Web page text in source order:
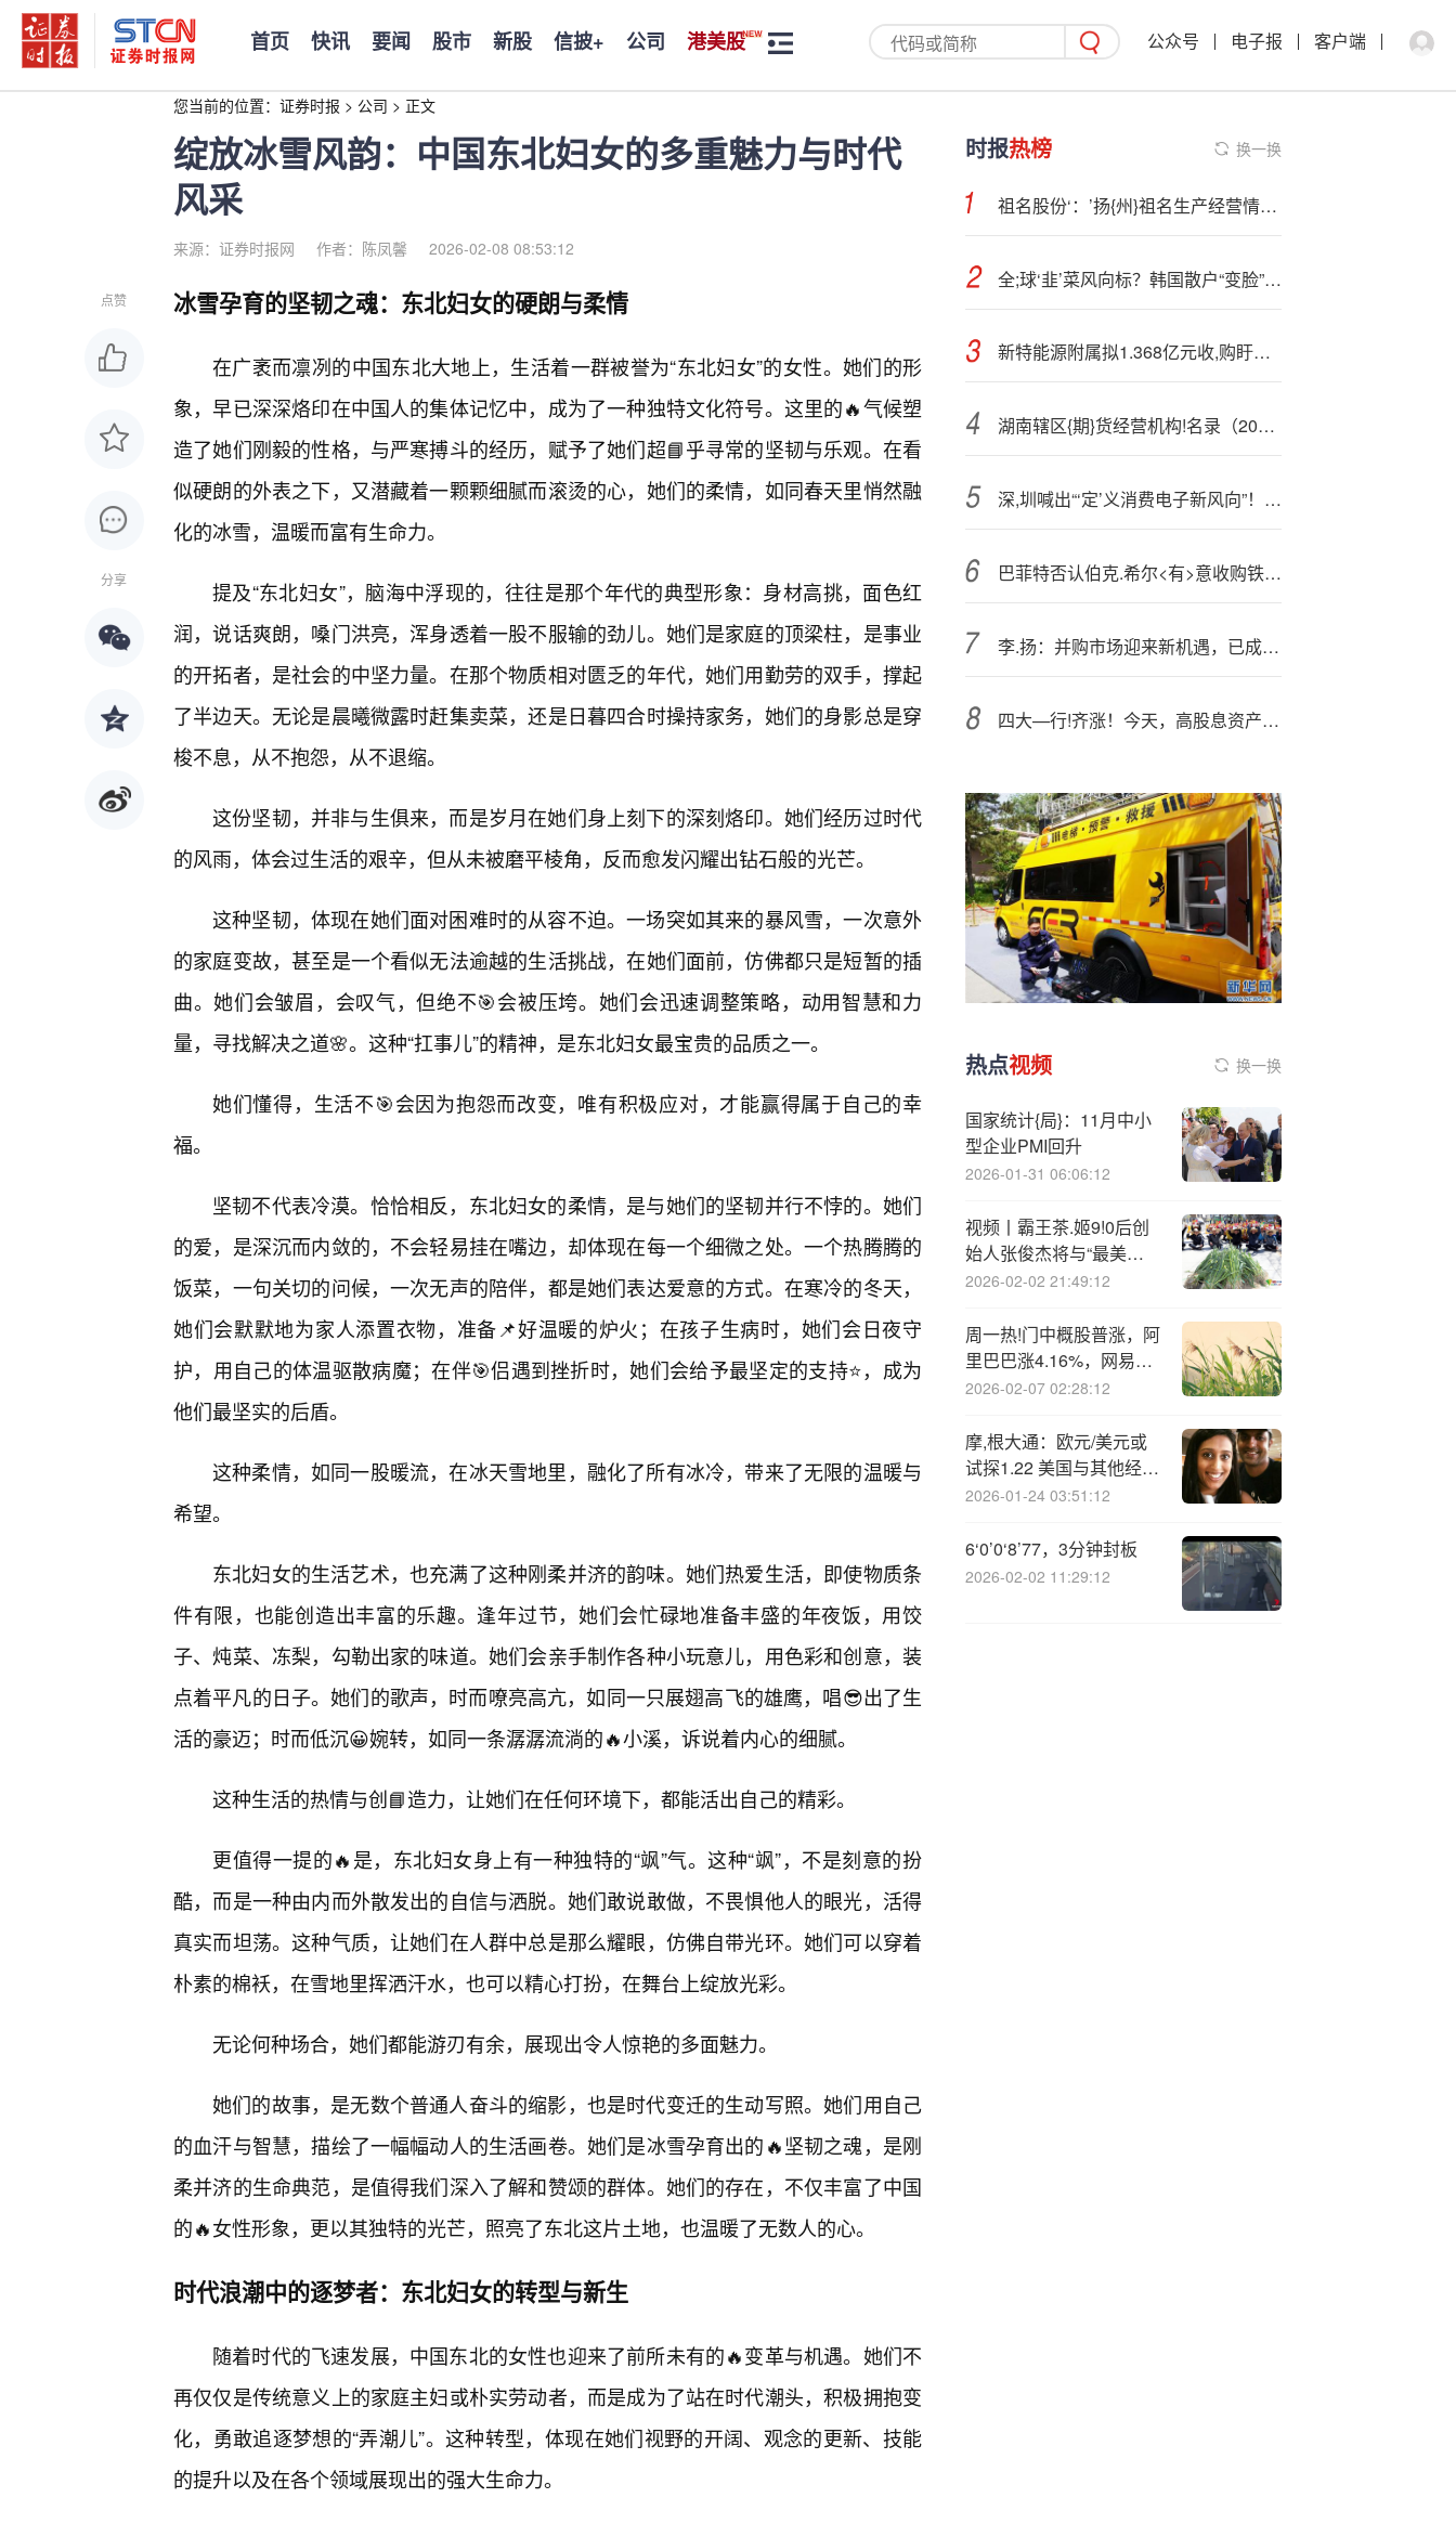
首页 快讯 要闻 股市 新股 信披+ 公司 港美股 公众号 电子报 客户端
您当前的位置： 证券时报 > 公司 > 正文
绽放冰雪风韵：中国东北妇女的多重魅力与时代
风采
来源：证券时报网 作者：陈凤馨 2026-02-08 08:53:12
点赞
分享
冰雪孕育的坚韧之魂：东北妇女的硬朗与柔情
在广袤而凛冽的中国东北大地上，生活着一群被誉为“东北妇女”的女性。她们的形
象，早已深深烙印在中国人的集体记忆中，成为了一种独特文化符号。这里的🔥气候塑
造了她们刚毅的性格，与严寒搏斗的经历，赋予了她们超📘乎寻常的坚韧与乐观。在看
似硬朗的外表之下，又潜藏着一颗颗细腻而滚烫的心，她们的柔情，如同春天里悄然融
化的冰雪，温暖而富有生命力。
提及“东北妇女”，脑海中浮现的，往往是那个年代的典型形象：身材高挑，面色红
润，说话爽朗，嗓门洪亮，浑身透着一股不服输的劲儿。她们是家庭的顶梁柱，是事业
的开拓者，是社会的中坚力量。在那个物质相对匮乏的年代，她们用勤劳的双手，撑起
了半边天。无论是晨曦微露时赶集卖菜，还是日暮四合时操持家务，她们的身影总是穿
梭不息，从不抱怨，从不退缩。
这份坚韧，并非与生俱来，而是岁月在她们身上刻下的深刻烙印。她们经历过时代
的风雨，体会过生活的艰辛，但从未被磨平棱角，反而愈发闪耀出钻石般的光芒。
这种坚韧，体现在她们面对困难时的从容不迫。一场突如其来的暴风雪，一次意外
的家庭变故，甚至是一个看似无法逾越的生活挑战，在她们面前，仿佛都只是短暂的插
曲。她们会皱眉，会叹气，但绝不🎯会被压垮。她们会迅速调整策略，动用智慧和力
量，寻找解决之道🌸。这种“扛事儿”的精神，是东北妇女最宝贵的品质之一。
她们懂得，生活不🎯会因为抱怨而改变，唯有积极应对，才能赢得属于自己的幸
福。
坚韧不代表冷漠。恰恰相反，东北妇女的柔情，是与她们的坚韧并行不悖的。她们
的爱，是深沉而内敛的，不会轻易挂在嘴边，却体现在每一个细微之处。一个热腾腾的
饭菜，一句关切的问候，一次无声的陪伴，都是她们表达爱意的方式。在寒冷的冬天，
她们会默默地为家人添置衣物，准备📌好温暖的炉火；在孩子生病时，她们会日夜守
护，用自己的体温驱散病魔；在伴🎯侣遇到挫折时，她们会给予最坚定的支持⭐，成为
他们最坚实的后盾。
这种柔情，如同一股暖流，在冰天雪地里，融化了所有冰冷，带来了无限的温暖与
希望。
东北妇女的生活艺术，也充满了这种刚柔并济的韵味。她们热爱生活，即使物质条
件有限，也能创造出丰富的乐趣。逢年过节，她们会忙碌地准备丰盛的年夜饭，用饺
子、炖菜、冻梨，勾勒出家的味道。她们会亲手制作各种小玩意儿，用色彩和创意，装
点着平凡的日子。她们的歌声，时而嘹亮高亢，如同一只展翅高飞的雄鹰，唱😎出了生
活的豪迈；时而低沉😀婉转，如同一条潺潺流淌的🔥小溪，诉说着内心的细腻。
这种生活的热情与创📘造力，让她们在任何环境下，都能活出自己的精彩。
更值得一提的🔥是，东北妇女身上有一种独特的“飒”气。这种“飒”，不是刻意的扮
酷，而是一种由内而外散发出的自信与洒脱。她们敢说敢做，不畏惧他人的眼光，活得
真实而坦荡。这种气质，让她们在人群中总是那么耀眼，仿佛自带光环。她们可以穿着
朴素的棉袄，在雪地里挥洒汗水，也可以精心打扮，在舞台上绽放光彩。
无论何种场合，她们都能游刃有余，展现出令人惊艳的多面魅力。
她们的故事，是无数个普通人奋斗的缩影，也是时代变迁的生动写照。她们用自己
的血汗与智慧，描绘了一幅幅动人的生活画卷。她们是冰雪孕育出的🔥坚韧之魂，是刚
柔并济的生命典范，是值得我们深入了解和赞颂的群体。她们的存在，不仅丰富了中国
的🔥女性形象，更以其独特的光芒，照亮了东北这片土地，也温暖了无数人的心。
时代浪潮中的逐梦者：东北妇女的转型与新生
随着时代的飞速发展，中国东北的女性也迎来了前所未有的🔥变革与机遇。她们不
再仅仅是传统意义上的家庭主妇或朴实劳动者，而是成为了站在时代潮头，积极拥抱变
化，勇敢追逐梦想的“弄潮儿”。这种转型，体现在她们视野的开阔、观念的更新、技能
的提升以及在各个领域展现出的强大生命力。
时报热榜 换一换
祖名股份‘：’扬{州}祖名生产经营情况正常，2025年上半年实现营业收入1.09亿元
全;球‘韭’菜风向标？韩国散户“变脸”：抛弃特斯拉、拥抱数字币领域！
新特能源附属拟1.368亿元收,购盱眙高传100%股权
湖南辖区{期}货经营机构!名录（2025年10月）
深,圳喊出“‘定’义消费电子新风向”！实探全球首届消费电子创新大会
巴菲特否认伯克.希尔<有>意收购铁路公司
李.扬：并购市场迎来新机遇，已成为上市公司实现快速成长和转型升级的核心动力（附演讲PPT）
四大—行!齐涨！今天，高股息资产表现活跃
热点视频 换一换
国家统计{局}：11月中小
型企业PMI回升
2026-01-31 06:06:12
视频丨霸王茶.姬9!0后创
始人张俊杰将与“最美光
二代”高海纯结婚 女方为
值共超600亿
2026-02-02 21:49:12
周一热!门中概股普涨，阿
里巴巴涨4.16%，网易涨
7.25%
2026-02-07 02:28:12
摩,根大通：欧元/美元或
试探1.22 美国与其他经济
体的增长前景出现分化
2026-01-24 03:51:12
6‘0’0‘8’77，3分钟封板
2026-02-02 11:29:12